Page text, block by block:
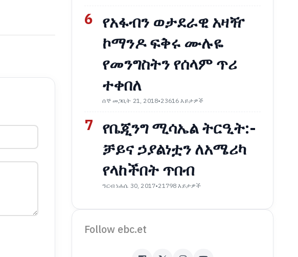
6 የአፋብን ወታደራዊ አዛዥ
ኮማንዶ ፍቅሩ ሙሉዬ
የመንግስትን የሰላም ጥሪ
ተቀበለ
ሰኞ መጋቢት 21, 2018•23616 እይታዎች
7 የቤጂንግ ሚሳኤል ትርዒት:-
ቻይና ኃያልነቷን ለአሜሪካ
የላከችበት ጥበብ
ዓርብ ነሐሴ 30, 2017•21798 እይታዎች
Follow ebc.et